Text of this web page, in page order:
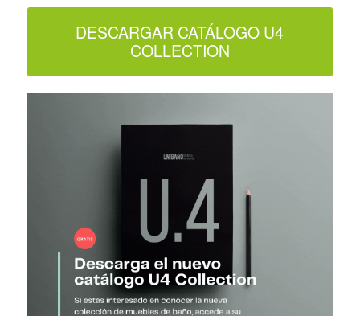
DESCARGAR CATÁLOGO U4
COLLECTION